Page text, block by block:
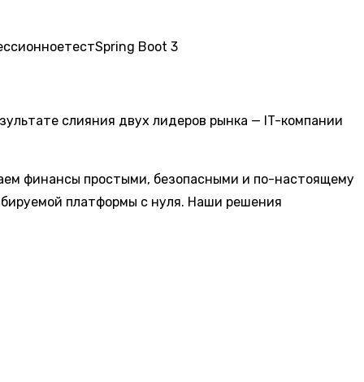
тестSpring Boot 3
слияния двух лидеров рынка — IT-компании
финансы простыми, безопасными и по-настоящему
платформы с нуля. Наши решения